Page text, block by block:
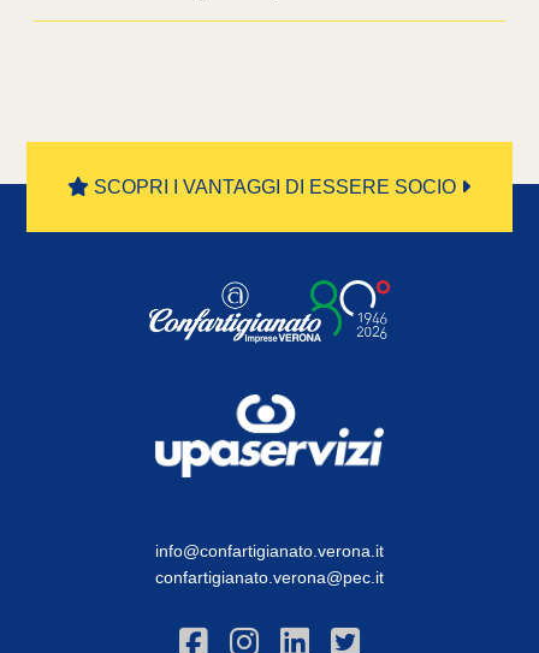
SCOPRI I VANTAGGI DI ESSERE SOCIO
info@confartigianato.verona.it
confartigianato.verona@pec.it